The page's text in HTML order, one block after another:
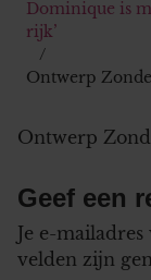
Dominique is
rijk’
Ontwerp
Ontwerp
Geef een
Je e-
velden zijn